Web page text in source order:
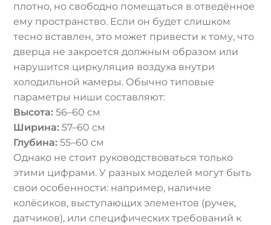
плотно, но свободно помещаться в отведённое
ему пространство. Если он будет слишком
тесно вставлен, это может привести к тому, что
дверца не закроется должным образом или
нарушится циркуляция воздуха внутри
холодильной камеры. Обычно типовые
параметры ниши составляют:
Высота: 56–60 см
Ширина: 57–60 см
Глубина: 55–60 см
Однако не стоит руководствоваться только
этими цифрами. У разных моделей могут быть
свои особенности: например, наличие
колёсиков, выступающих элементов (ручек,
датчиков), или специфических требований к